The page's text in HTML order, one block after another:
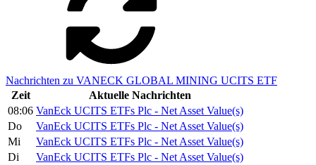
Nachrichten zu VANECK GLOBAL MINING UCITS ETF
Zeit
Aktuelle Nachrichten
08:06 VanEck UCITS ETFs Plc - Net Asset Value(s)
Do
VanEck UCITS ETFs Plc - Net Asset Value(s)
Mi
VanEck UCITS ETFs Plc - Net Asset Value(s)
Di
VanEck UCITS ETFs Plc - Net Asset Value(s)